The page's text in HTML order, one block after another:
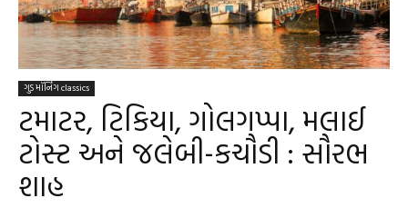
ગુડ મૉર્નિંગ classics
ટમાટર, ટિકિયા, ગોલગપ્પા, મલાઈ
ટોસ્ટ અને જલેબી-કચૌડી : સૌરભ
શાહ